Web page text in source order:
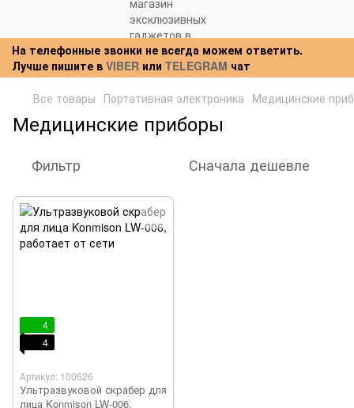
На телефонные звонки не всегда можем ответить.
Лучше пишите в VIBER или TELEGRAM чат
Все товары Портативная электроника Медицинские
Медицинские приборы
Фильтр Сначала дешевле
4
4
Артикул: 100626
Ультразвуковой скрабер для
лица Konmison LW-006,